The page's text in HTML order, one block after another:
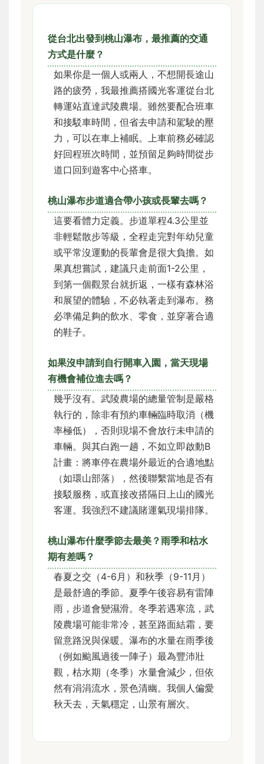
從台北出發到桃山瀑布，最推薦的交通
方式是什麼？
如果你是一個人或兩人，不想開長途山
路的疲勞，我最推薦搭國光客運從台北
轉運站直達武陵農場。雖然要配合班車
和接駁車時間，但省去申請和駕駛的壓
力，可以在車上補眠。上車前務必確認
好回程班次時間，並預留足夠時間從步
道口回到遊客中心搭車。
桃山瀑布步道適合帶小孩或長輩去嗎？
這要看體力定義。步道單程4.3公里並
非輕鬆散步等級，全程走完對年幼兒童
或平常沒運動的長輩會是很大負擔。如
果真想嘗試，建議只走前面1-2公里，
到第一個觀景台就折返，一樣有森林浴
和展望的體驗，不必執著走到瀑布。務
必準備足夠的飲水、零食，並穿著合適
的鞋子。
如果沒申請到自行開車入園，當天現場
有機會補位進去嗎？
幾乎沒有。武陵農場的總量管制是嚴格
執行的，除非有預約車輛臨時取消（機
率極低），否則現場不會放行未申請的
車輛。與其白跑一趟，不如立即啟動B
計畫：將車停在農場外最近的合適地點
（如環山部落），然後聯繫當地是否有
接駁服務，或直接改搭隔日上山的國光
客運。我強烈不建議賭運氣現場排隊。
桃山瀑布什麼季節去最美？雨季和枯水
期有差嗎？
春夏之交（4-6月）和秋季（9-11月）
是最舒適的季節。夏季午後容易有雷陣
雨，步道會變濕滑。冬季若遇寒流，武
陵農場可能非常冷，甚至路面結霜，要
留意路況與保暖。瀑布的水量在雨季後
（例如颱風過後一陣子）最為豐沛壯
觀，枯水期（冬季）水量會減少，但依
然有涓涓流水，景色清幽。我個人偏愛
秋天去，天氣穩定，山景有層次。